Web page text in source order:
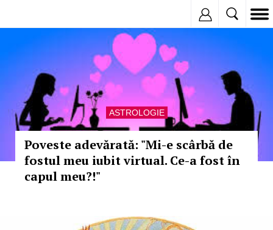
ASTROLOGIE
Poveste adevărată: "Mi-e scârbă de
fostul meu iubit virtual. Ce-a fost în
capul meu?!"